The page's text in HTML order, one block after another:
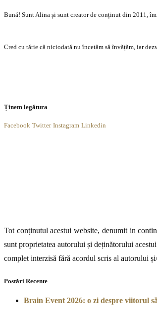
Bună! Sunt Alina și sunt creator de conținut din 2011,
Cred cu tărie că niciodată nu încetăm să învățăm, iar
Ținem legătura
Facebook Twitter Instagram Linkedin
Tot conținutul acestui website, denumit in
sunt proprietatea autorului și deținătorului
complet interzisă fără acordul scris al autorului
Postări Recente
Brain Event 2026: o zi despre viitorul